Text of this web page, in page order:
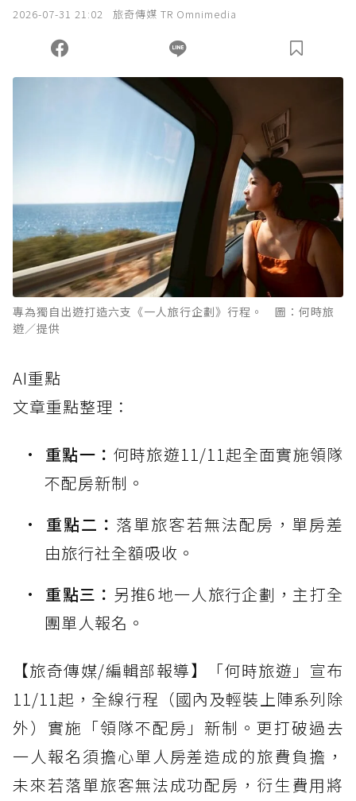
您當前剩餘 U 利點數：0點；前往 購買點數
2026-07-31 21:02 旅奇傳媒 TR Omnimedia
專為獨自出遊打造六支《一人旅行企劃》行程。 圖：何時旅
遊／提供
AI重點
文章重點整理：
重點一： 何時旅遊11/11起全面實施領隊
不配房新制。
重點二： 落單旅客若無法配房，單房差
由旅行社全額吸收。
重點三： 另推6地一人旅行企劃，主打全
團單人報名。
【旅奇傳媒/編輯部報導】「何時旅遊」宣布
11/11起，全線行程（國內及輕裝上陣系列除
外）實施「領隊不配房」新制。更打破過去
一人報名須擔心單人房差造成的旅費負擔，
未來若落單旅客無法成功配房，衍生費用將